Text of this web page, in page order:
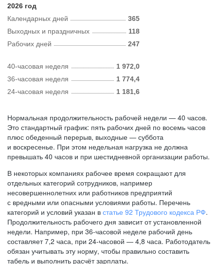
2026 год
Календарных дней
365
Рабочих дней 247
Выходных и праздничных 118
40-часовая неделя
1 972,0
36-часовая неделя
1 774,4
24-часовая неделя
1 181,6
Нормальная продолжительность рабочей недели — 40 часов.
Это стандартный график: пять рабочих дней по восемь часов
плюс обеденный перерыв, выходные — суббота
и воскресенье. При этом недельная нагрузка не должна
превышать 40 часов и при шестидневной организации работы.
В некоторых компаниях рабочее время сокращают для
отдельных категорий сотрудников, например
несовершеннолетних или работников предприятий
с вредными или опасными условиями работы. Перечень
категорий и условий указан в статье 92 Трудового кодекса РФ.
Продолжительность рабочего дня зависит от установленной
недели. Например, при 36-часовой неделе рабочий день
составляет 7,2 часа, при 24-часовой — 4,8 часа. Работодатель
обязан учитывать эту норму, чтобы правильно составить
табель и выполнить расчёт зарплаты.